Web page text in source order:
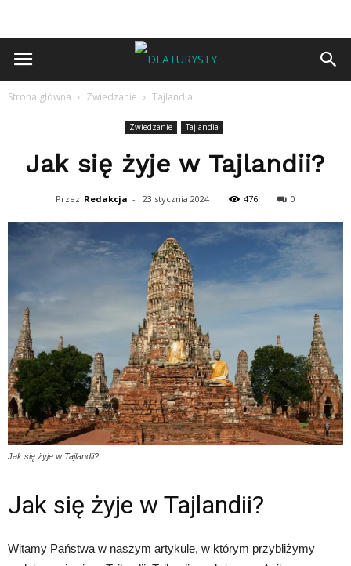
Strona główna Zwiedzanie Tajlandia
Zwiedzanie Tajlandia
Jak się żyje w Tajlandii?
Przez Redakcja - 23 stycznia 2024 476 0
Jak się żyje w Tajlandii?
Jak się żyje w Tajlandii?
Witamy Państwa w naszym artykule, w którym przybliżymy